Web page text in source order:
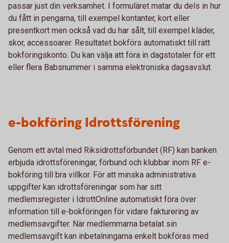
passar just din verksamhet. I formuläret matar du dels in hur
du fått in pengarna, till exempel kontanter, kort eller
presentkort men också vad du har sålt, till exempel kläder,
skor, accessoarer. Resultatet bokförs automatiskt till rätt
bokföringskonto. Du kan välja att föra in dagstotaler för ett
eller flera Babsnummer i samma elektroniska dagsavslut.
e-bokföring Idrottsförening
Genom ett avtal med Riksidrottsförbundet (RF) kan banken
erbjuda idrottsföreningar, förbund och klubbar inom RF e-
bokföring till bra villkor. För att minska administrativa
uppgifter kan idrottsföreningar som har sitt
medlemsregister i IdrottOnline automatiskt föra över
information till e-bokföringen för vidare fakturering av
medlemsavgifter. När medlemmarna betalat sin
medlemsavgift kan inbetalningarna enkelt bokföras med